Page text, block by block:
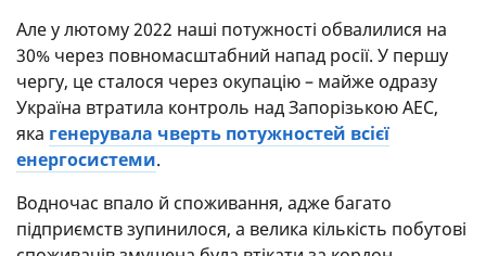
Але у лютому 2022 наші потужності обвалилися на
30% через повномасштабний напад росії. У першу
чергу, це сталося через окупацію – майже одразу
Україна втратила контроль над Запорізькою АЕС,
яка генерувала чверть потужностей всієї
енергосистеми.
Водночас впало й споживання, адже багато
підприємств зупинилося, а велика кількість побутові